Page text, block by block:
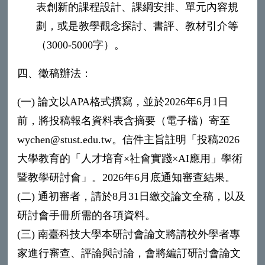
表創新的課程設計、課綱安排、單元內容規
劃，或是教學觀念探討、書評、教材引介等
（3000-5000字）。
四、徵稿辦法：
(一) 論文以APA格式撰寫，並於2026年6月1日
前，將投稿報名資料表含摘要（電子檔）寄至
wychen@stust.edu.tw。信件主旨註明「投稿2026
大學教育的「人才培育×社會實踐×AI應用」學術
暨教學研討會」。2026年6月底通知審查結果。
(二) 通初審者，請於8月31日繳交論文全稿，以及
研討會手冊所需的各項資料。
(三) 南臺科技大學本研討會論文將請校外學者專
家進行審查、評論與討論，會將編訂研討會論文